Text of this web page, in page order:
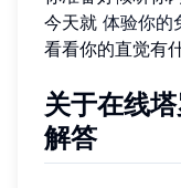
今天就 体验你的
看看你的直觉有
关于在线
解答